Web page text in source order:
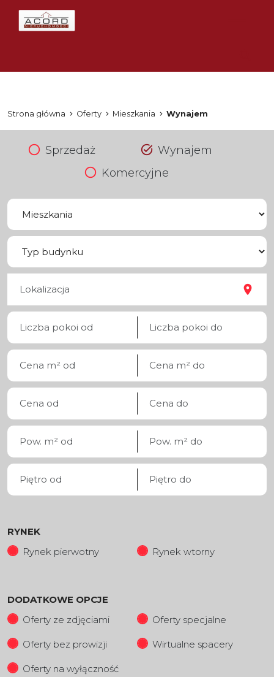
Strona główna Oferty Mieszkania Wynajem
Sprzedaż
Wynajem
Komercyjne
RYNEK
Rynek pierwotny
Rynek wtorny
DODATKOWE OPCJE
Oferty ze zdjęciami
Oferty specjalne
Oferty bez prowizji Wirtualne spacery
Oferty na wyłączność